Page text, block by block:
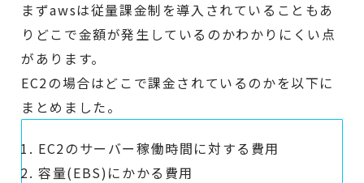
まずawsは従量課金制を導入されていることもあ
りどこで金額が発生しているのかわかりにくい点
があります。
EC2の場合はどこで課金されているのかを以下に
まとめました。
EC2のサーバー稼働時間に対する費用
容量(EBS)にかかる費用